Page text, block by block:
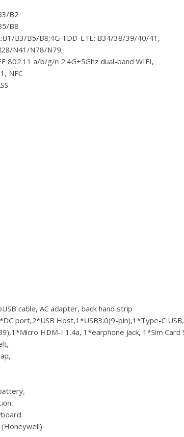
B2
B8
B3/B5/B8;4G TDD-LTE: B34/38/39/40/41,
N41/N78/N79;
802.11 a/b/g/n 2.4G+5Ghz dual-band WIFI,
NFC
cable, AC adapter, back hand strip
port,2*USB Host,1*USB3.0(9-pin),1*Type-C
HDM-I 1.4a, 1*earphone jack, 1*Sim